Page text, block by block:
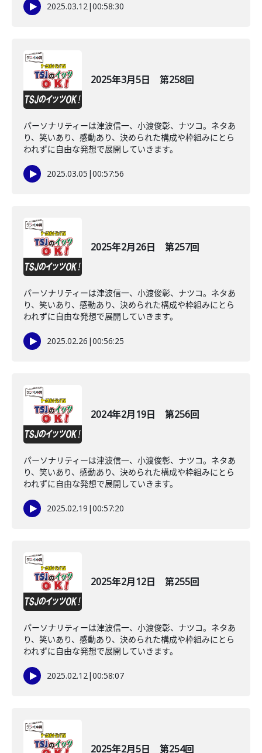
2025.03.12|00:58:30
2025年3月5日 第258回
パーソナリティーは津波信一、小渡俊彰、ナツコ。ネタあ
り、笑いあり、感動あり、決められた構成や枠組みにとら
われずに自由な発想で展開していきます。
2025.03.05 |00:57:56
2025年2月26日 第257回
パーソナリティーは津波信一、小渡俊彰、ナツコ。ネタあ
り、笑いあり、感動あり、決められた構成や枠組みにとら
われずに自由な発想で展開していきます。
2025.02.26 |00:56:25
2024年2月19日 第256回
パーソナリティーは津波信一、小渡俊彰、ナツコ。ネタあ
り、笑いあり、感動あり、決められた構成や枠組みにとら
われずに自由な発想で展開していきます。
2025.02.19 |00:57:20
2025年2月12日 第255回
パーソナリティーは津波信一、小渡俊彰、ナツコ。ネタあ
り、笑いあり、感動あり、決められた構成や枠組みにとら
われずに自由な発想で展開していきます。
2025.02.12|00:58:07
2025年2月5日 第254回